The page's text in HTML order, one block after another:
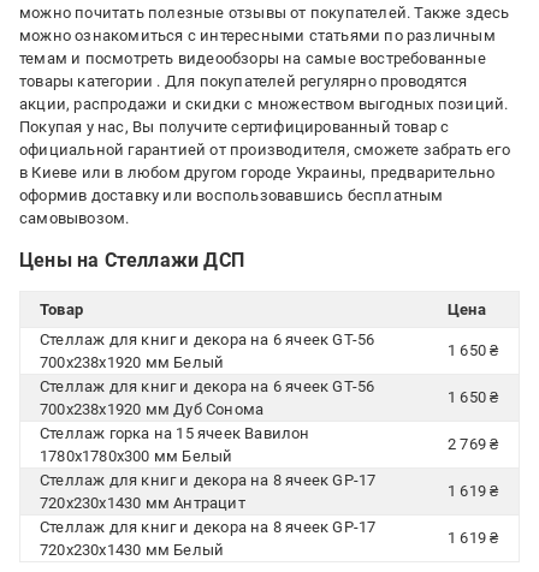
можно почитать полезные отзывы от покупателей. Также здесь
можно ознакомиться с интересными статьями по различным
темам и посмотреть видеообзоры на самые востребованные
товары категории . Для покупателей регулярно проводятся
акции, распродажи и скидки с множеством выгодных позиций.
Покупая у нас, Вы получите сертифицированный товар с
официальной гарантией от производителя, сможете забрать его
в Киеве или в любом другом городе Украины, предварительно
оформив доставку или воспользовавшись бесплатным
самовывозом.
Цены на Стеллажи ДСП
Товар
Цена
Стеллаж для книг и декора на 6 ячеек GT-56
700х238х1920 мм Белый
1 650 ₴
Стеллаж для книг и декора на 6 ячеек GT-56
700х238х1920 мм Дуб Сонома
1 650 ₴
Стеллаж горка на 15 ячеек Вавилон
1780х1780х300 мм Белый
2 769 ₴
Стеллаж для книг и декора на 8 ячеек GP-17
720х230х1430 мм Антрацит
1 619 ₴
Стеллаж для книг и декора на 8 ячеек GP-17
720х230х1430 мм Белый
1 619 ₴